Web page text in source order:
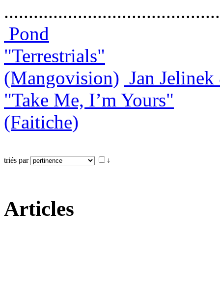
Pond
"Terrestrials"
(Mangovision) Jan
"Take Me, I’m Yours"
(Faitiche)
triés par ↓
Articles